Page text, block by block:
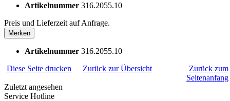
Artikelnummer 316.2055.10
Preis und Lieferzeit auf Anfrage.
Merken
Artikelnummer 316.2055.10
Diese Seite drucken
Zurück zur Übersicht
Zurück zum
Seitenanfang
Zuletzt angesehen
Service Hotline